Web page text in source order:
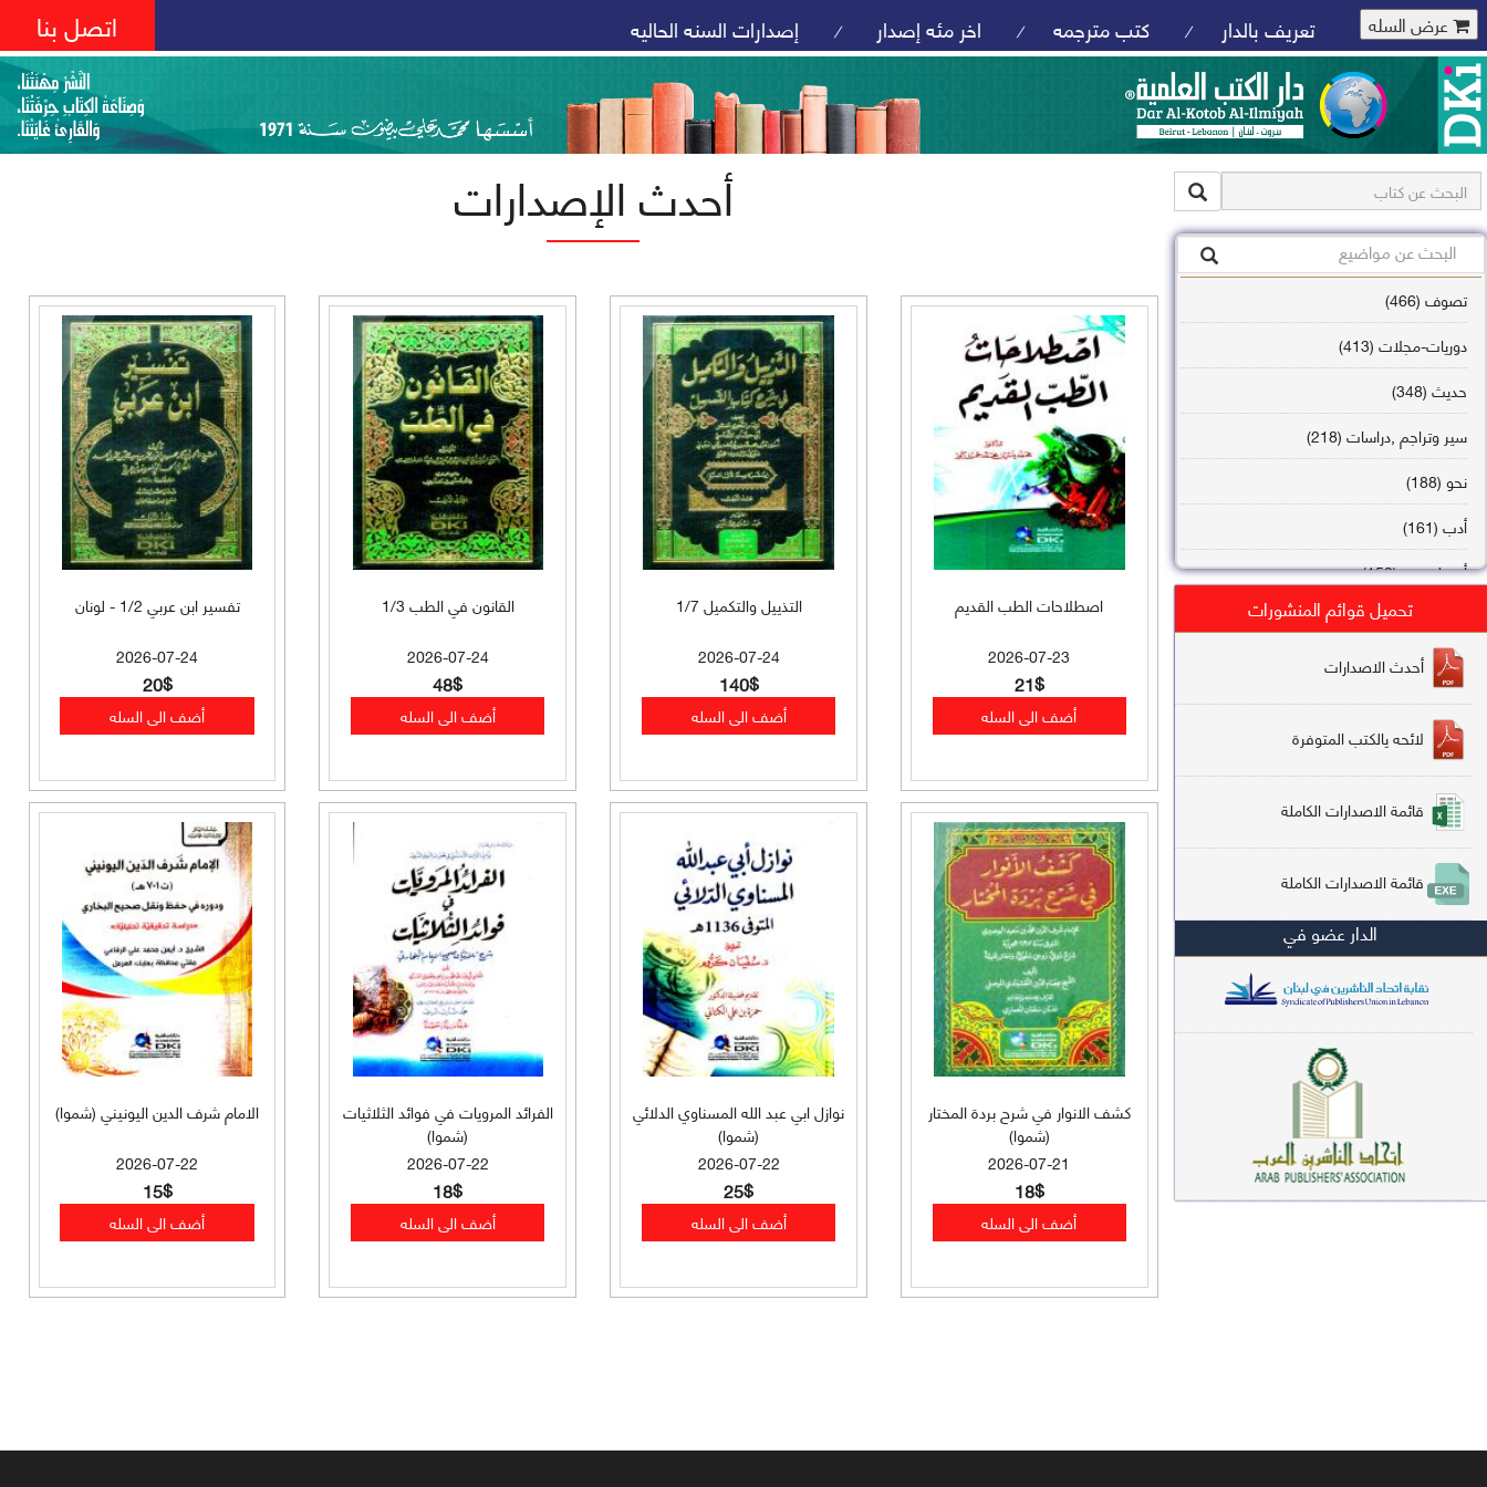
عرض السله تعريف بالدار / كتب مترجمه / اخر مئه إصدار / إصدارات السنه الحاليه اتصل بنا
تصوف (466)
دوريات-مجلات (413)
حديث (348)
سير وتراجم ,دراسات (218)
نحو (188)
أدب (161)
أصول فقه (158)
تاريخ (138)
فقه شافعي (132)
فقه حنفي (113)
فقه مالكي (112)
تفسير قرآن (106)
علم كلام (96)
أخلاق وتصوف (91)
سير وتراجم (90)
معاجم لغوية (89)
سيرة نبوية وتصوف (81)
دراسات إسلامية (75)
شعر (72)
تحميل قوائم المنشورات
أحدث الاصدارات
لائحه يالكتب المتوفرة
قائمة الاصدارات الكاملة
قائمة الاصدارات الكاملة
الدار عضو في
أحدث الإصدارات
تفسير ابن عربي 1/2 - لونان
2026-07-24
20$
القانون في الطب 1/3
2026-07-24
48$
التذييل والتكميل 1/7
2026-07-24
140$
اصطلاحات الطب القديم
2026-07-23
21$
الامام شرف الدين اليونيني (شموا)
2026-07-22
15$
الفرائد المرويات في فوائد الثلاثيات
(شموا)
2026-07-22
18$
نوازل ابي عبد الله المسناوي الدلائي
(شموا)
2026-07-22
25$
كشف الانوار في شرح بردة المختار
(شموا)
2026-07-21
18$